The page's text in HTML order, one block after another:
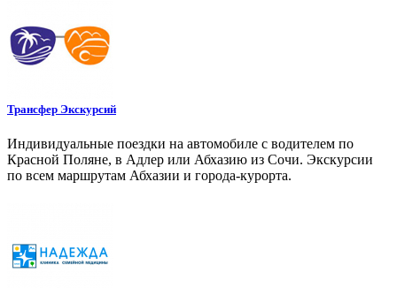
Трансфер Экскурсий
Индивидуальные поездки на автомобиле с водителем по
Красной Поляне, в Адлер или Абхазию из Сочи. Экскурсии
по всем маршрутам Абхазии и города-курорта.